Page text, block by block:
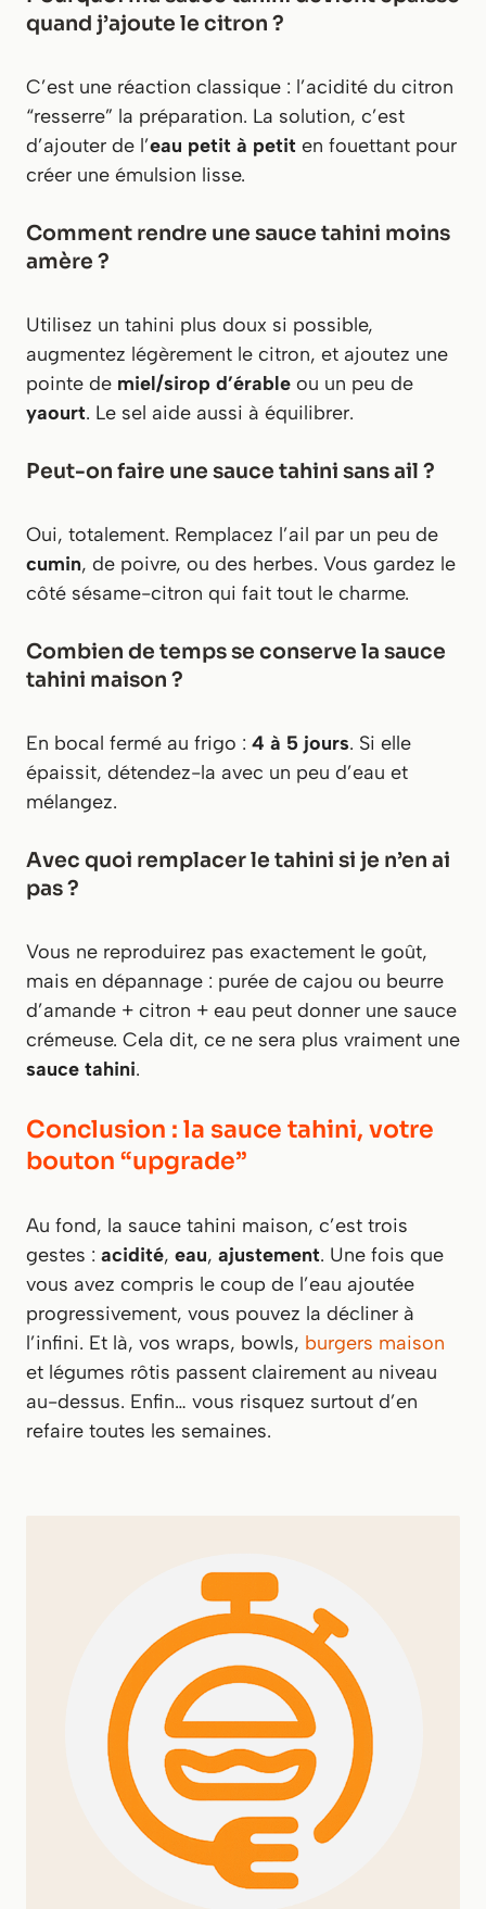
quand j’ajoute le citron ?
C’est une réaction classique : l’acidité du citron
“resserre” la préparation. La solution, c’est
d’ajouter de l’eau petit à petit en fouettant pour
créer une émulsion lisse.
Comment rendre une sauce tahini moins
amère ?
Utilisez un tahini plus doux si possible,
augmentez légèrement le citron, et ajoutez une
pointe de miel/sirop d’érable ou un peu de
yaourt. Le sel aide aussi à équilibrer.
Peut-on faire une sauce tahini sans ail ?
Oui, totalement. Remplacez l’ail par un peu de
cumin, de poivre, ou des herbes. Vous gardez le
côté sésame-citron qui fait tout le charme.
Combien de temps se conserve la sauce
tahini maison ?
En bocal fermé au frigo : 4 à 5 jours. Si elle
épaissit, détendez-la avec un peu d’eau et
mélangez.
Avec quoi remplacer le tahini si je n’en ai
pas ?
Vous ne reproduirez pas exactement le goût,
mais en dépannage : purée de cajou ou beurre
d’amande + citron + eau peut donner une sauce
crémeuse. Cela dit, ce ne sera plus vraiment une
sauce tahini.
Conclusion : la sauce tahini, votre
bouton “upgrade”
Au fond, la sauce tahini maison, c’est trois
gestes : acidité, eau, ajustement. Une fois que
vous avez compris le coup de l’eau ajoutée
progressivement, vous pouvez la décliner à
l’infini. Et là, vos wraps, bowls, burgers maison
et légumes rôtis passent clairement au niveau
au-dessus. Enfin… vous risquez surtout d’en
refaire toutes les semaines.